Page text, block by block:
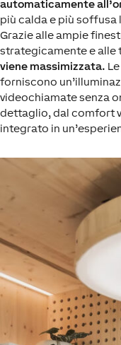
automaticamente
più calda e più soffusa
Grazie alle ampie
strategicamente e alle
viene massimizzata.
forniscono
videochiamate senza
dettaglio, dal comfort
integrato in